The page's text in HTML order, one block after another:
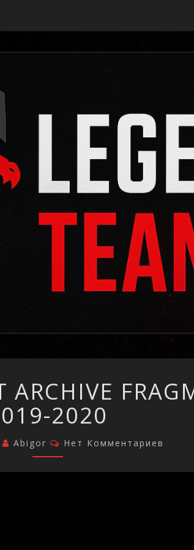
LOST
ARCHIVE
FRAGMENTS
2019-
ARCHIVE
2020
Abigor Комментарии
Нет Комментариев